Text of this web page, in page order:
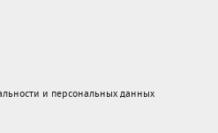
и персональных данных